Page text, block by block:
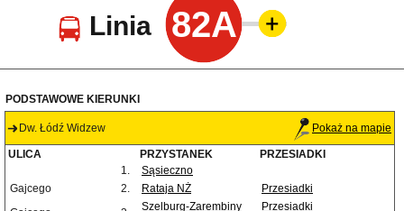
Linia 82A
PODSTAWOWE KIERUNKI
Dw. Łódź Widzew Pokaż na mapie
ULICA PRZYSTANEK
PRZESIADKI
1.
Sąsieczno
Gajcego
2. Rataja NŻ
Przesiadki
Szelburg-Zarembiny
Przesiadki